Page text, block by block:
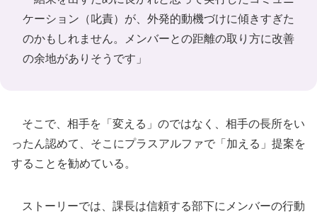
ケーション（叱責）が、外発的動機づけに傾きすぎた
のかもしれません。メンバーとの距離の取り方に改善
の余地がありそうです」
そこで、相手を「変える」のではなく、相手の長所をい
ったん認めて、そこにプラスアルファで「加える」提案を
することを勧めている。
ストーリーでは、課長は信頼する部下にメンバーの行動